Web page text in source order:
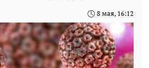
8 мая, 16:12